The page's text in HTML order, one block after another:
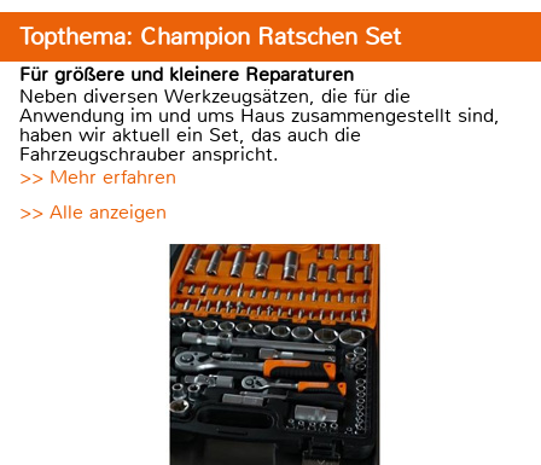
Topthema: Champion Ratschen Set
Für größere und kleinere Reparaturen
Neben diversen Werkzeugsätzen, die für die
Anwendung im und ums Haus zusammengestellt sind,
haben wir aktuell ein Set, das auch die
Fahrzeugschrauber anspricht.
>> Mehr erfahren
>> Alle anzeigen